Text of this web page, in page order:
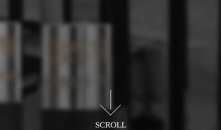
SCROLL
打って確かめるフィッティングで